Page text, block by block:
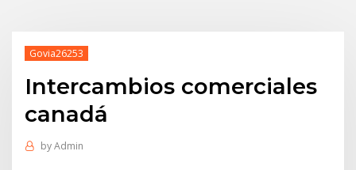
Govia26253
Intercambios comerciales
canadá
byAdmin